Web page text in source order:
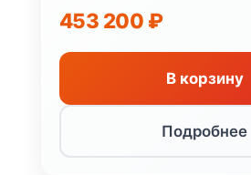
453 200 ₽
В корзину
Подробнее